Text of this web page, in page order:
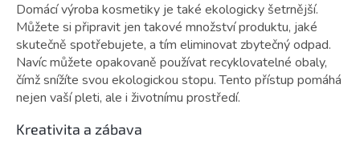
Domácí výroba kosmetiky je také ekologicky šetrnější.
Můžete si připravit jen takové množství produktu, jaké
skutečně spotřebujete, a tím eliminovat zbytečný odpad.
Navíc můžete opakovaně používat recyklovatelné obaly,
čímž snížíte svou ekologickou stopu. Tento přístup pomáhá
nejen vaší pleti, ale i životnímu prostředí.
Kreativita a zábava